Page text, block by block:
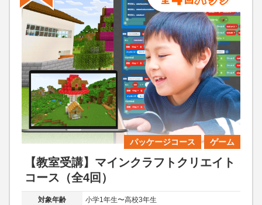
パッケージコース ゲーム
【教室受講】マインクラフトクリエイト
コース（全4回）
対象年齢 小学1年生〜高校3年生